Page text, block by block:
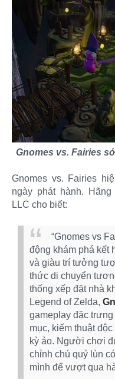
Gnomes vs. Fairies
Gnomes vs. Fairies
ngày phát hành.
LLC cho biết:
“Gnomes vs
động khám phá kết
và giàu trí tưởng
thức di chuyển
thống xếp đặt nhà
Legend of Zelda,
gameplay đặc
mục, kiếm thuật
kỳ ảo. Người chơi
chỉnh chú quỷ lùn
mình để vượt qua